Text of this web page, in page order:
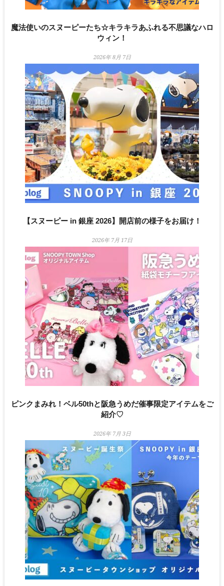
魔法使いのスヌーピーたち☆キラキラあふれる不思議なハロ
ウィン！
2026年 8月 7日
【スヌーピー in 銀座 2026】開店前の様子をお届け！
2026年 7月 17日
ピンクまみれ！ベル50thと阪急うめだ催事限定アイテムをご
紹介♡
2026年 7月 3日